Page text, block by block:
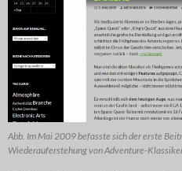
Abb. Im Mai 2009 befasste sich der erste
Wiederauferstehung von Adventure-